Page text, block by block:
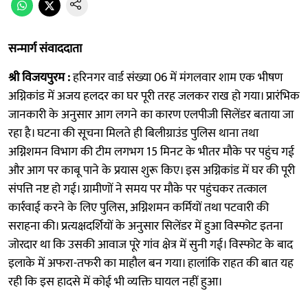
सन्मार्ग संवाददाता
श्री विजयपुरम :हरिनगर वार्ड संख्या 06 में मंगलवार शाम एक भीषण
अग्निकांड में अजय हलदर का घर पूरी तरह जलकर राख हो गया। प्रारंभिक
जानकारी के अनुसार आग लगने का कारण एलपीजी सिलेंडर बताया जा
रहा है। घटना की सूचना मिलते ही बिलीग्राउंड पुलिस थाना तथा
अग्निशमन विभाग की टीम लगभग 15 मिनट के भीतर मौके पर पहुंच गई
और आग पर काबू पाने के प्रयास शुरू किए। इस अग्निकांड में घर की पूरी
संपत्ति नष्ट हो गई। ग्रामीणों ने समय पर मौके पर पहुंचकर तत्काल
कार्रवाई करने के लिए पुलिस, अग्निशमन कर्मियों तथा पटवारी की
सराहना की। प्रत्यक्षदर्शियों के अनुसार सिलेंडर में हुआ विस्फोट इतना
जोरदार था कि उसकी आवाज पूरे गांव क्षेत्र में सुनी गई। विस्फोट के बाद
इलाके में अफरा-तफरी का माहौल बन गया। हालांकि राहत की बात यह
रही कि इस हादसे में कोई भी व्यक्ति घायल नहीं हुआ।